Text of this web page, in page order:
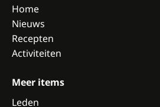
Home
Nieuws
Recepten
Activiteiten
Meer items
Leden